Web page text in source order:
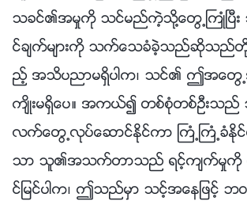
သခင္၏အမႈကို သင္မည္ကဲ့သို႔ေတြ႕ႀကဳံၿ
င္ခ်က္မ်ားကို သက္ေသခံခဲ့သည္ဆိုသည္
ည့္ အသိပညာမရွိပါက၊ သင္၏ ဤအေတ
က်ိဳးမရွိေပ။ အကယ္၍ တစ္စုံတစ္ဦးသည္
လက္ေတြ႕လုပ္ေဆာင္ႏိုင္ကာ ႀကံ့ႀကံ့ခံႏိုင္
သာ သူ၏အသက္တာသည္ ရင့္က်က္မႈကို
င္ျမင္ပါက၊ ဤသည္မွာ သင့္အေနျဖင့္ ဘ